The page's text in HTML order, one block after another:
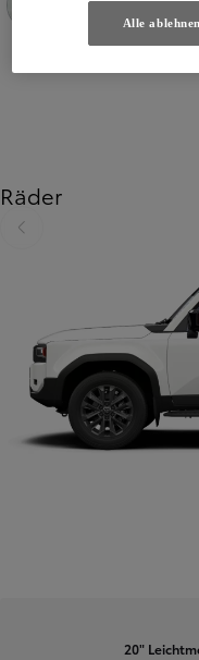
Räder
Zurück
20"
Alle ablehnen